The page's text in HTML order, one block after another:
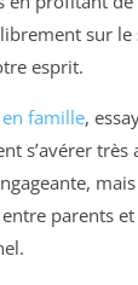
sur
esprit.
famille,
s’avérer
parents